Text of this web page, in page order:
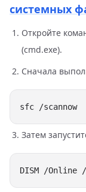
системных
Откройте
(cmd.exe).
Сначала
Затем